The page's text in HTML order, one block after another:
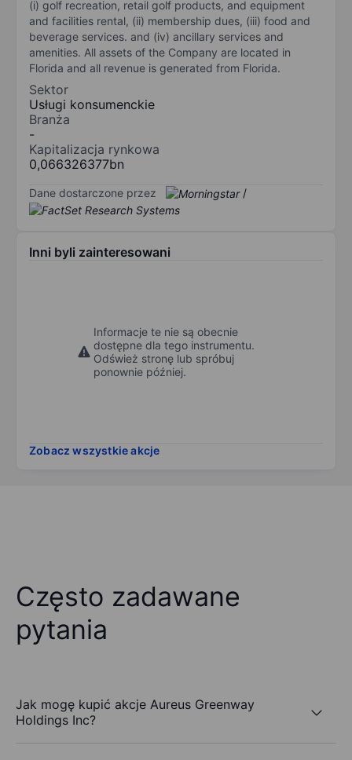
(i) golf recreation, retail golf products, and equipment
and facilities rental, (ii) membership dues, (iii) food and
beverage services. and (iv) ancillary services and
amenities. All assets of the Company are located in
Florida and all revenue is generated from Florida.
Sektor
Usługi konsumenckie
Branża
-
Kapitalizacja rynkowa
0,066326377bn
Dane dostarczone przez /
Inni byli zainteresowani
Informacje te nie są obecnie
dostępne dla tego instrumentu.
Odśwież stronę lub spróbuj
ponownie później.
Zobacz wszystkie akcje
Często zadawane
pytania
Jak mogę kupić akcje Aureus Greenway
Holdings Inc?